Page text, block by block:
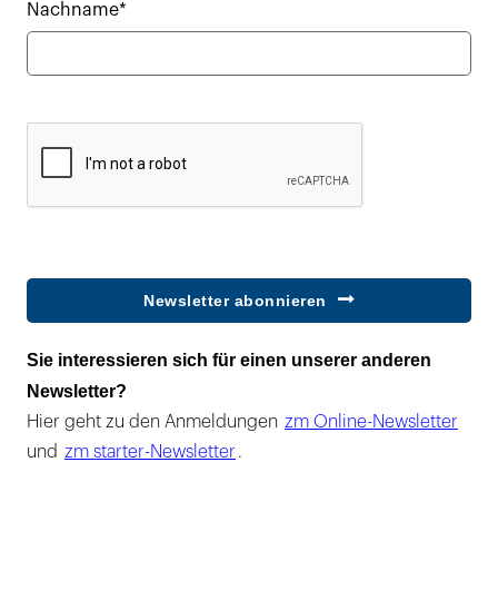
Nachname*
Newsletter abonnieren
Sie interessieren sich für einen unserer anderen
Newsletter?
Hier geht zu den Anmeldungen zm Online-Newsletter
und zm starter-Newsletter .